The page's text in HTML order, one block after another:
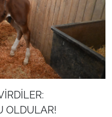
OLDULAR!